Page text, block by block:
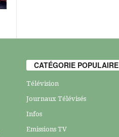
CATÉGORIE POPULAIRE
Télévision
Journaux Télévisés
Infos
Emissions TV